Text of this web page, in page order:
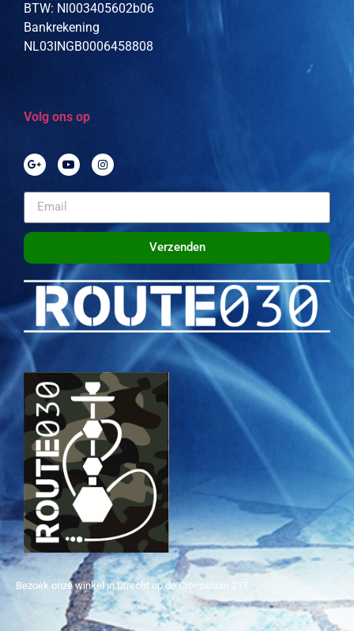
BTW: Nl003405602b06
Bankrekening
NL03INGB0006458808
Volg ons op
Verzenden
Bezoek onze winkel in Utrecht op de Croeselaan 217